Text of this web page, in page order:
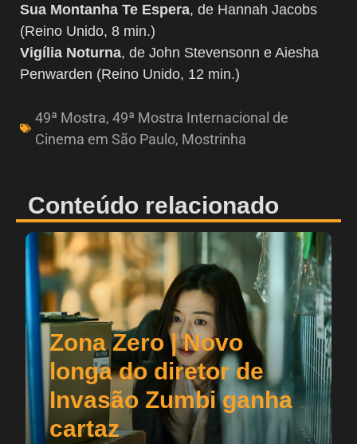
Sua Montanha Te Espera, de Hannah Jacobs
(Reino Unido, 8 min.)
Vigília Noturna, de John Stevensonn e Aiesha
Penwarden (Reino Unido, 12 min.)
49ª Mostra, 49ª Mostra Internacional de
Cinema em São Paulo, Mostrinha
Conteúdo relacionado
Zona Zero | Novo
longa do diretor de
Invasão Zumbi ganha
cartaz